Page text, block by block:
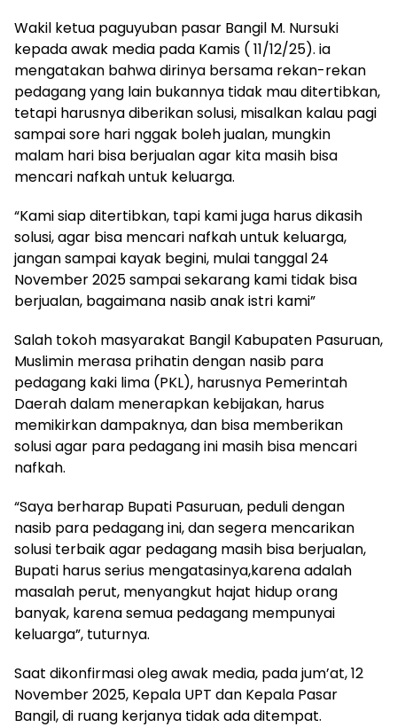
Wakil ketua paguyuban pasar Bangil M. Nursuki
kepada awak media pada Kamis ( 11/12/25). ia
mengatakan bahwa dirinya bersama rekan-rekan
pedagang yang lain bukannya tidak mau ditertibkan,
tetapi harusnya diberikan solusi, misalkan kalau pagi
sampai sore hari nggak boleh jualan, mungkin
malam hari bisa berjualan agar kita masih bisa
mencari nafkah untuk keluarga.
“Kami siap ditertibkan, tapi kami juga harus dikasih
solusi, agar bisa mencari nafkah untuk keluarga,
jangan sampai kayak begini, mulai tanggal 24
November 2025 sampai sekarang kami tidak bisa
berjualan, bagaimana nasib anak istri kami”
Salah tokoh masyarakat Bangil Kabupaten Pasuruan,
Muslimin merasa prihatin dengan nasib para
pedagang kaki lima (PKL), harusnya Pemerintah
Daerah dalam menerapkan kebijakan, harus
memikirkan dampaknya, dan bisa memberikan
solusi agar para pedagang ini masih bisa mencari
nafkah.
“Saya berharap Bupati Pasuruan, peduli dengan
nasib para pedagang ini, dan segera mencarikan
solusi terbaik agar pedagang masih bisa berjualan,
Bupati harus serius mengatasinya,karena adalah
masalah perut, menyangkut hajat hidup orang
banyak, karena semua pedagang mempunyai
keluarga”, tuturnya.
Saat dikonfirmasi oleg awak media, pada jum’at, 12
November 2025, Kepala UPT dan Kepala Pasar
Bangil, di ruang kerjanya tidak ada ditempat.